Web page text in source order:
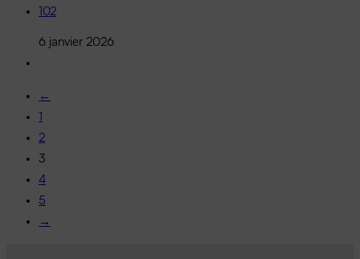
102
6 janvier 2026
←
2
3
4
5
→